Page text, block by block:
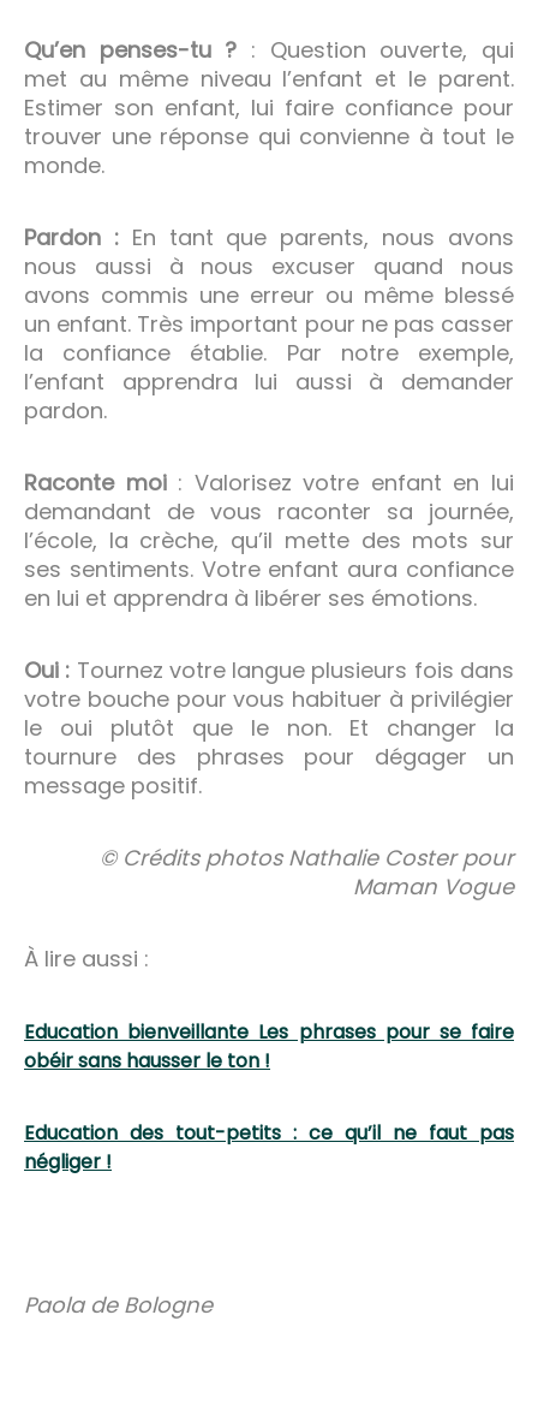
Qu’en penses-tu ? : Question ouverte, qui
met au même niveau l’enfant et le parent.
Estimer son enfant, lui faire confiance pour
trouver une réponse qui convienne à tout le
monde.
Pardon : En tant que parents, nous avons
nous aussi à nous excuser quand nous
avons commis une erreur ou même blessé
un enfant. Très important pour ne pas casser
la confiance établie. Par notre exemple,
l’enfant apprendra lui aussi à demander
pardon.
Raconte moi: Valorisez votre enfant en lui
demandant de vous raconter sa journée,
l’école, la crèche, qu’il mette des mots sur
ses sentiments. Votre enfant aura confiance
en lui et apprendra à libérer ses émotions.
Oui : Tournez votre langue plusieurs fois dans
votre bouche pour vous habituer à privilégier
le oui plutôt que le non. Et changer la
tournure des phrases pour dégager un
message positif.
© Crédits photos Nathalie Coster pour
Maman Vogue
À lire aussi :
Education bienveillante Les phrases pour se faire
obéir sans hausser le ton !
Education des tout-petits : ce qu’il ne faut pas
négliger !
Paola de Bologne